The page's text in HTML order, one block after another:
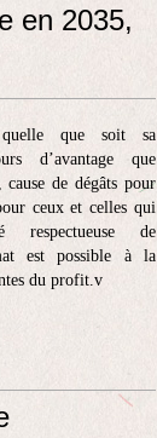
en 2035,
que soit sa
d’avantage que
cause de dégâts pour
ceux et celles qui
respectueuse de
est possible à la
du profit.v